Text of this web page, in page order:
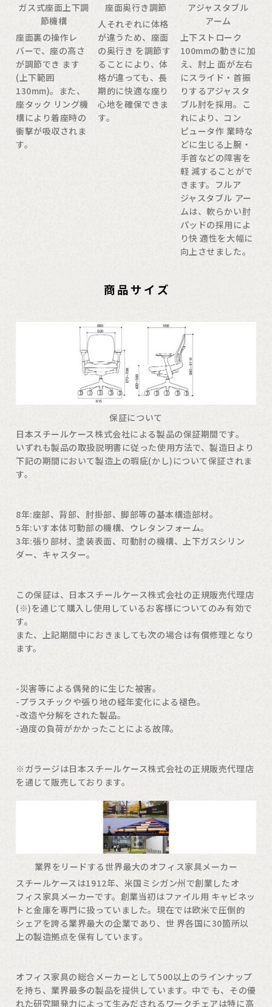
ガス式座面上下調
節機構
座面裏の操作レ
バーで、座の高さ
が調節でき ます
(上下範囲
130mm)。また、
座タック リング機
構により着座時の
衝撃が吸収されま
す。
座面奥行き調節
人それぞれに体格
が違うため、座面
の奥行き を調節す
ることにより、体
格が違っても、長
期的に快適な座り
心地を確保できま
す。
アジャスタブル
アーム
上下ストローク
100mmの動きに加
え、肘上 面が左右
にスライド・首振
りするアジャスタ
ブル肘を採用。こ
れにより、コン
ピュータ作 業時な
どに生じる上腕・
手首などの障害を
軽 減することがで
きます。フルア
ジャスタブル アー
ムは、軟らかい肘
パッドの採用によ
り快 適性を大幅に
向上させました。
保証について
日本スチールケース株式会社による製品の保証期間です。
いずれも製品の取扱説明書に従った使用方法で、製造日より
下記の期間において製造上の瑕疵(かし)について保証されま
す。
8年:座部、背部、肘掛部、脚部等の基本構造部材。
5年:いす本体可動部の機構、ウレタンフォーム。
3年:張り部材、塗装表面、可動肘の機構、上下ガスシリン
ダー、キャスター。
この保証は、日本スチールケース株式会社の正規販売代理店
(※)を通じて購入し使用しているお客様についてのみ有効で
す。
また、上記期間中におきましても次の場合は有償修理となり
ます。
-災害等による偶発的に生じた被害。
-プラスチックや張り地の経年変化による褪色。
-改造や分解をされた製品。
-過度の負荷がかかったことによる故障。
※ガラージは日本スチールケース株式会社の正規販売代理店
を通じて販売しております。
業界をリードする世界最大のオフィス家具メーカー
スチールケースは1912年、米国ミシガン州で創業したオ
フィス家具メーカーです。創業当初はファイル用 キャビネッ
トと金庫を専門に扱っていました。現在では欧米で圧倒的
シェアを誇る業界最大の企業であり、世 界各国に30箇所以
上の製造拠点を保有しています。
オフィス家具の総合メーカーとして500以上のラインナップ
を持ち、業界最多の製品を提供しています。中で も、その優
れた研究開発力によって生みだされるワークチェアは特に高